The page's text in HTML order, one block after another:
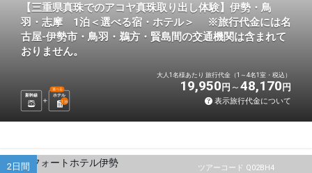
【三重県真珠でのアコヤ真珠取り出し体験】伊勢・鳥
羽・志摩 1泊＜選べる宿・ホテル＞ ※旅行代金には名
古屋-伊勢市・鳥羽・鵜方・賢島間の交通機関は含まれて
おりません。
新幹線 ホテル
選べる
1 泊
大人1名様あたり 旅行代金（1～4名1室・税込）
19,950 円 48,170 円
表示旅行代金について
ツアーコード Q02BH4
2日間